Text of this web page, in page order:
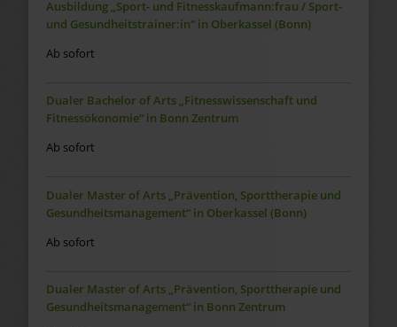
Ausbildung „Sport- und Fitnesskaufmann:frau / Sport-
und Gesundheitstrainer:in“ in Oberkassel (Bonn)
Ab sofort
Dualer Bachelor of Arts „Fitnesswissenschaft und
Fitnessökonomie“ in Bonn Zentrum
Ab sofort
Dualer Master of Arts „Prävention, Sporttherapie und
Gesundheitsmanagement“ in Oberkassel (Bonn)
Ab sofort
Dualer Master of Arts „Prävention, Sporttherapie und
Gesundheitsmanagement“ in Bonn Zentrum